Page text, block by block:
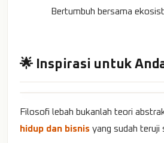
Bertumbuh bersama
🌟 Inspirasi untuk
Filosofi lebah bukanlah teori
hidup dan bisnis yang sudah teruji